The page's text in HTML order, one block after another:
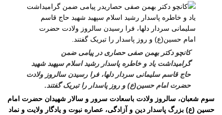
کانچو دکتر بهمن صفی حصاری در پیامی ضمن
گرامیداشت یاد و خاطره پاسدار رشید اسلام سپهبد شهید
حاج قاسم سلیمانی سردار دلها، فرا رسیدن سالروز ولادت
حضرت امام حسین(ع) و روز پاسدار را تبریک گفتند.
سوم شعبان، سالروز ولادت باسعادت سرور و سالار شهیدان حضرت امام
حسین (ع) بزرگ پاسدار دین و آزادگی، عصاره نبوت و یادگار ولایت و نماد